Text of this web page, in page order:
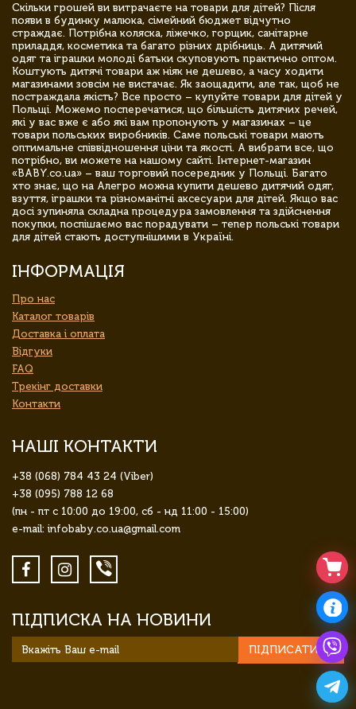
Скільки грошей ви витрачаєте на товари для дітей? Після
появи в будинку малюка, сімейний бюджет відчутно
страждає. Потрібна коляска, ліжечко, горщик, санітарне
приладдя, косметика та багато різних дрібниць. А дитячий
одяг та іграшки молоді батьки скуповують практично оптом.
Коштують дитячі товари аж ніяк не дешево, а часу ходити
магазинами зовсім не вистачає. Як заощадити, але так, щоб не
постраждала якість? Все просто – купуйте товари для дітей у
Польщі. Можемо посперечатися, що більшість дитячих речей,
які у вас вже є або які вам пропонують у магазинах – це
товари польських виробників. Саме польські товари мають
оптимальне співвідношення ціни та якості. А вибрати все, що
потрібно, ви можете на нашому сайті. Інтернет-магазин
«BABY.co.ua» – ваш торговий посередник у Польщі. Багато
хто знає, що на Алегро можна купити дешево дитячий одяг,
взуття, іграшки та різноманітні аксесуари для дітей. Якщо вас
досі зупиняла складна процедура замовлення та здійснення
покупки, поспішаємо вас порадувати – тепер польські товари
для дітей стають доступнішими в Україні.
ІНФОРМАЦІЯ
Про нас
Каталог товарів
Доставка і оплата
Відгуки
FAQ
Трекінг доставки
Контакти
НАШІ КОНТАКТИ
+38 (068) 784 43 24 (Viber)
+38 (095) 788 12 68
(пн - пт с 10:00 до 19:00, сб - нд 11:00 - 15:00)
e-mail: infobaby.co.ua@gmail.com
ПІДПИСКА НА НОВИНИ
ПІДПИСАТИСЯ